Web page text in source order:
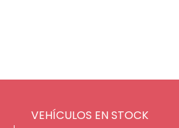
VEHÍCULOS EN STOCK